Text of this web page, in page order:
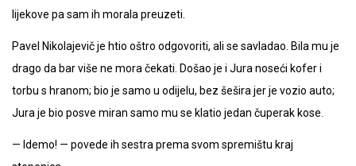
lijekove pa sam ih morala preuzeti.
Pavel Nikolajevič je htio oštro odgovoriti, ali se savladao. Bila mu je
drago da bar više ne mora čekati. Došao je i Jura noseći kofer i
torbu s hranom; bio je samo u odijelu, bez šešira jer je vozio auto;
Jura je bio posve miran samo mu se klatio jedan čuperak kose.
— Idemo! — povede ih sestra prema svom spremištu kraj